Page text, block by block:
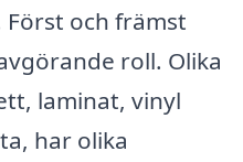
och främst
roll. Olika
laminat, vinyl
har olika